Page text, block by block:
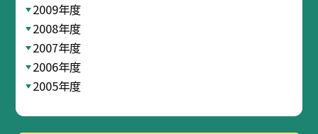
2009年度
2008年度
2007年度
2006年度
2005年度